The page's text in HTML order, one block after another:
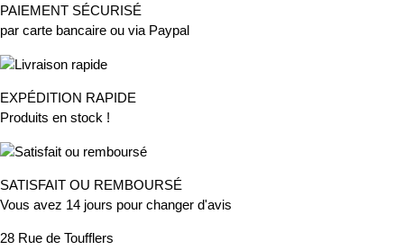
PAIEMENT SÉCURISÉ
par carte bancaire ou via Paypal
EXPÉDITION RAPIDE
Produits en stock !
SATISFAIT OU REMBOURSÉ
Vous avez 14 jours pour changer d'avis
28 Rue de Toufflers